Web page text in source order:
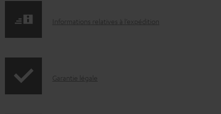
a
I
r
Informations relatives à l’expédition
IGarantie légale